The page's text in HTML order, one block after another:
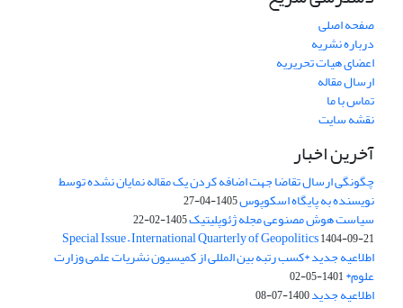
صفحه اصلی
درباره نشریه
اعضای هیات تحریریه
ارسال مقاله
تماس با ما
نقشه سایت
آخرین اخبار
چگونگی ارسال تقاضا جهت اضافه کردن یک مقاله نمایان نشده توسط
نویسنده به پایگاه اسکوپوس1405-04-27
سیاست هوش مصنوعی مجله ژئوپلیتیک1405-02-22
Special Issue – International Quarterly of Geopolitics1404-09-21
اطلاعیه جدید *کسب رتبه بین المللی از کمیسیون نشریات علمی وزارت
علوم*1401-05-02
اطلاعیه جدید1400-07-08